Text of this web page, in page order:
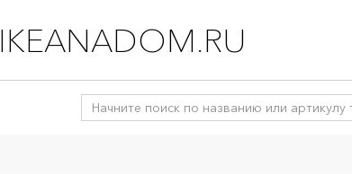
IKEANADOM.RU